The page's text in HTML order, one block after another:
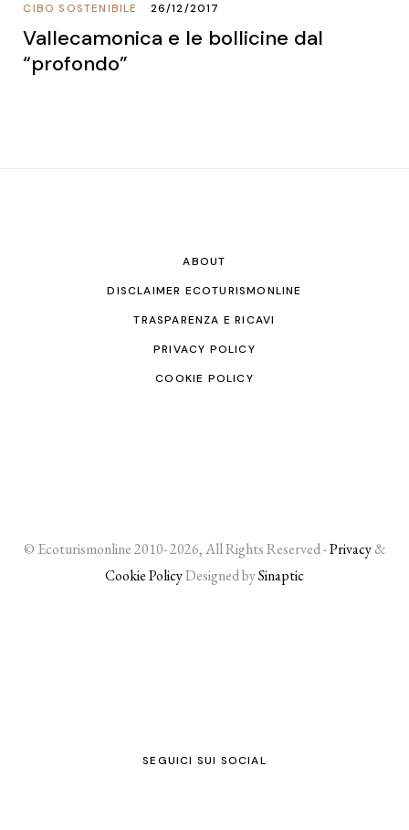
CIBO SOSTENIBILE 26/12/2017
Vallecamonica e le bollicine dal
“profondo”
ABOUT
DISCLAIMER ECOTURISMONLINE
TRASPARENZA E RICAVI
PRIVACY POLICY
COOKIE POLICY
© Ecoturismonline 2010- 2026, All Rights Reserved -Privacy&
Cookie PolicyDesigned bySinaptic
SEGUICI SUI SOCIAL